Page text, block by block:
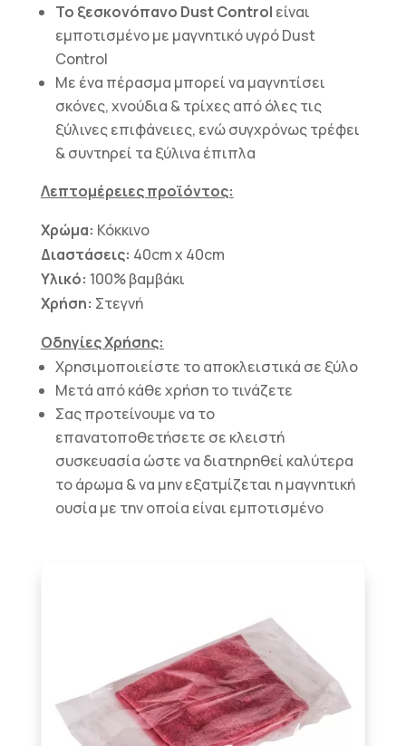
Το ξεσκονόπανο DustControl είναι
εμποτισμένo με μαγνητικό υγρό Dust
Control
Με ένα πέρασμα μπορεί να μαγνητίσει
σκόνες, χνούδια & τρίχες από όλες τις
ξύλινες επιφάνειες, ενώ συγχρόνως τρέφει
& συντηρεί τα ξύλινα έπιπλα
Λεπτομέρειες προϊόντος:
Χρώμα: Κόκκινο
Διαστάσεις: 40cm x 40cm
Υλικό: 100% βαμβάκι
Χρήση: Στεγνή
Οδηγίες Χρήσης:
Χρησιμοποιείστε το αποκλειστικά σε ξύλο
Μετά από κάθε χρήση το τινάζετε
Σας προτείνουμε να το
επανατοποθετήσετε σε κλειστή
συσκευασία ώστε να διατηρηθεί καλύτερα
το άρωμα & να μην εξατμίζεται η μαγνητική
ουσία με την οποία είναι εμποτισμένο